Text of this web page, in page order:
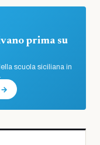
prima su
scuola siciliana in
→